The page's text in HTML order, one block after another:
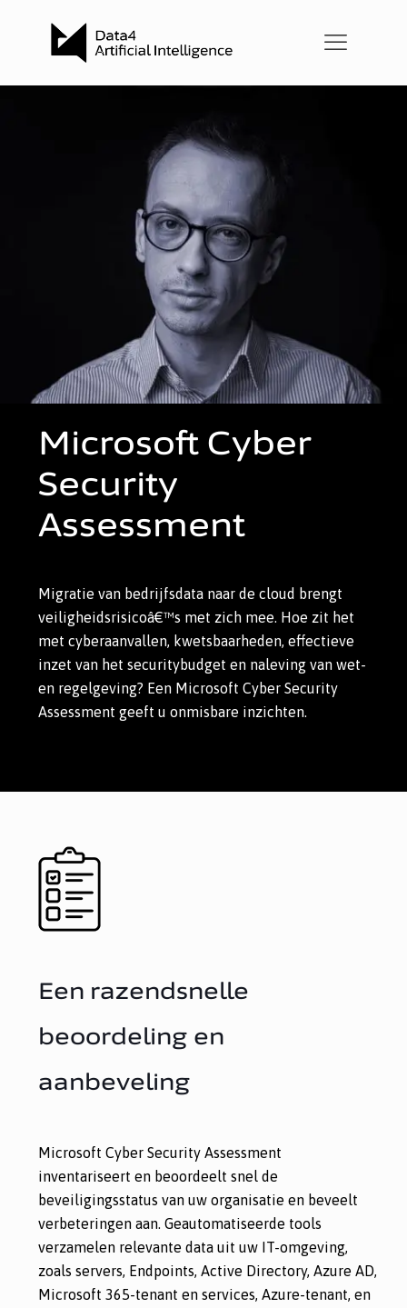
Microsoft Cyber
Security
Assessment
Migratie van bedrijfsdata naar de cloud brengt
veiligheidsrisicoâ€™s met zich mee. Hoe zit het
met cyberaanvallen, kwetsbaarheden, effectieve
inzet van het securitybudget en naleving van wet-
en regelgeving? Een Microsoft Cyber Security
Assessment geeft u onmisbare inzichten.
Een razendsnelle
beoordeling en
aanbeveling
Microsoft Cyber Security Assessment
inventariseert en beoordeelt snel de
beveiligingsstatus van uw organisatie en beveelt
verbeteringen aan. Geautomatiseerde tools
verzamelen relevante data uit uw IT-omgeving,
zoals servers, Endpoints, Active Directory, Azure AD,
Microsoft 365-tenant en services, Azure-tenant, en